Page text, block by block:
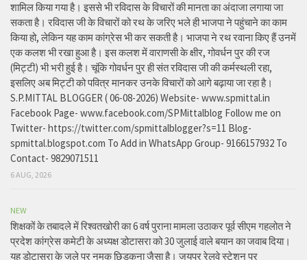
शामिल किया गया है। इससे भी रविदास के विचारों की मानता का अंदाजा लगाया जा
सकता है। रविदास जी के विचारों को रथ के जरिए भले ही भाजपा ने पहुंचाने का काम
किया हो, लेकिन यह काम कांग्रेस भी कर सकती है। भाजपा ने रथ रवाना किए हैं उनमें
एक कलश भी रखा हुआ है। इस कलश में वाराणसी के क्षीर, गोवर्धन पुर की रज
(मिट्टी) भी भरी हुई है। चूंकि गोवर्धन पुर ही संत रविदास जी की कर्मस्थली रहा,
इसलिए अब मिट्टी को पवित्र मानकर उनके विचारों को आगे बढ़ाया जा रहा है।
S.P.MITTAL BLOGGER ( 06-08-2026) Website- www.spmittal.in
Facebook Page- www.facebook.com/SPMittalblog Follow me on
Twitter- https://twitter.com/spmittalblogger?s=11 Blog-
spmittal.blogspot.com To Add in WhatsApp Group- 9166157932 To
Contact- 9829071511
6 AUG, 2026
NEW
शिक्षकों के तबादले में रिश्वतखोरी का 6 वर्ष पुराना मामला उठाकर पूर्व सीएम गहलोत ने
प्रदेश कांग्रेस कमेटी के अध्यक्ष डोटासरा को 30 जुलाई वाले बयान का जवाब दिया।
यह डोटासरा के जले पर नमक छिड़कना जैसा है। जयपुर रेलवे स्टेशन पर